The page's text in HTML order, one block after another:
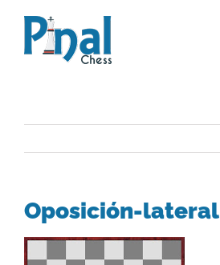
contenido
Oposición-lateral